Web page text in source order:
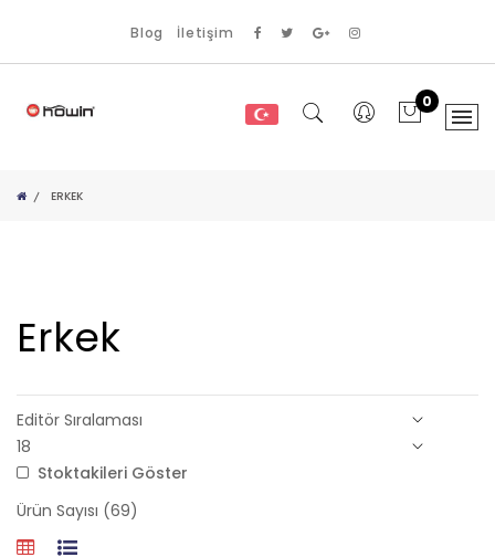
Blog İletişim
0
ERKEK
Erkek
Stoktakileri Göster
Ürün Sayısı (69)